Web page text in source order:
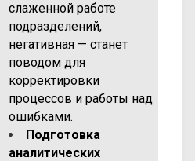
слаженной работе
подразделений,
негативная — станет
поводом для
корректировки
процессов и работы над
ошибками.
Подготовка
аналитических